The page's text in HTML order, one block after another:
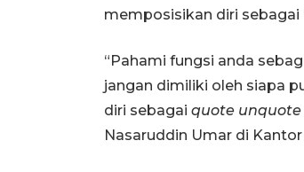
memposisikan diri sebagai
“Pahami fungsi anda
jangan dimiliki oleh siapa
diri sebagai quote unquote
Nasaruddin Umar di